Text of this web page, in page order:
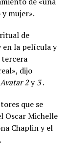
mujer».
de
la película y
tercera
dijo
Avatar 2y3.
que se
Oscar Michelle
Chaplin y el